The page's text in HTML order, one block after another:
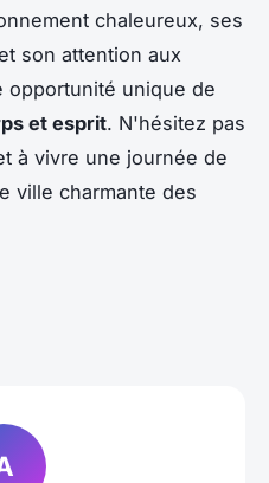
chaleureux, ses
son attention aux
opportunité unique de
et esprit. N'hésitez pas
à vivre une journée de
ville charmante des